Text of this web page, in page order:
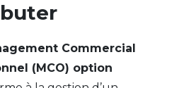
Commercial
(MCO) option